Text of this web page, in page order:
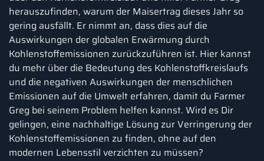
herauszufinden, warum der Maisertrag dieses Jahr so
gering ausfällt. Er nimmt an, dass dies auf die
Auswirkungen der globalen Erwärmung durch
Kohlenstoffemissionen zurückzuführen ist. Hier kannst
du mehr über die Bedeutung des Kohlenstoffkreislaufs
und die negativen Auswirkungen der menschlichen
Emissionen auf die Umwelt erfahren, damit du Farmer
Greg bei seinem Problem helfen kannst. Wird es Dir
gelingen, eine nachhaltige Lösung zur Verringerung der
Kohlenstoffemissionen zu finden, ohne auf den
modernen Lebensstil verzichten zu müssen?